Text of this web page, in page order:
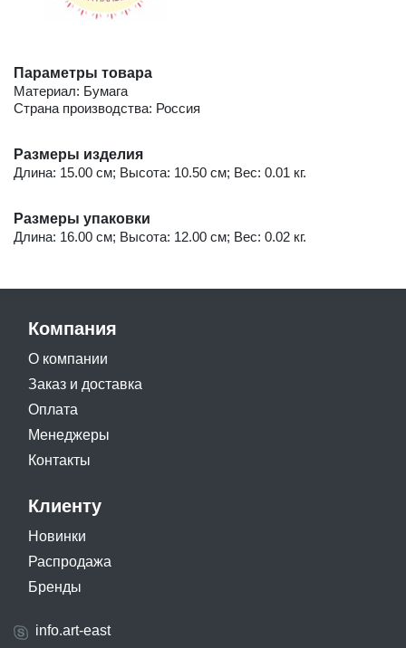
Параметры товара
Материал: Бумага
Страна производства: Россия
Размеры изделия
Длина: 15.00 см; Высота: 10.50 см; Вес: 0.01 кг.
Размеры упаковки
Длина: 16.00 см; Высота: 12.00 см; Вес: 0.02 кг.
Компания
О компании
Заказ и доставка
Оплата
Менеджеры
Контакты
Клиенту
Новинки
Распродажа
Бренды
info.art-east